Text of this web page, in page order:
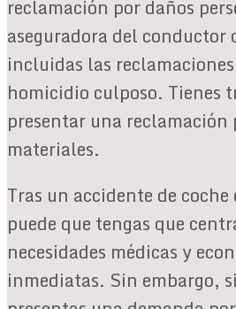
reclamación por daños
aseguradora del conductor
incluidas las
homicidio culposo. Tienes
presentar una reclamación
materiales.
Tras un accidente de coche
puede que tengas que
necesidades médicas y
inmediatas. Sin embargo,